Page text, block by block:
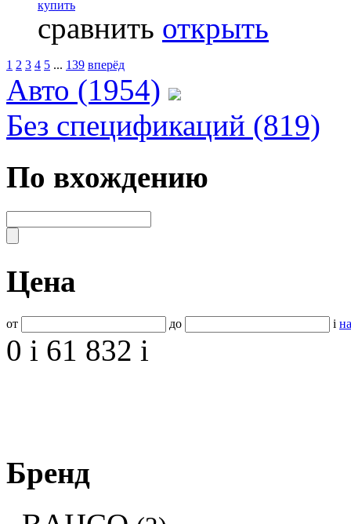
купить
сравнить открыть
1 2 3 4 5 ... 139 вперёд
Авто (1954)
Без спецификаций (819)
По вхождению
Цена
от до i
0 i 61 832 i
Бренд